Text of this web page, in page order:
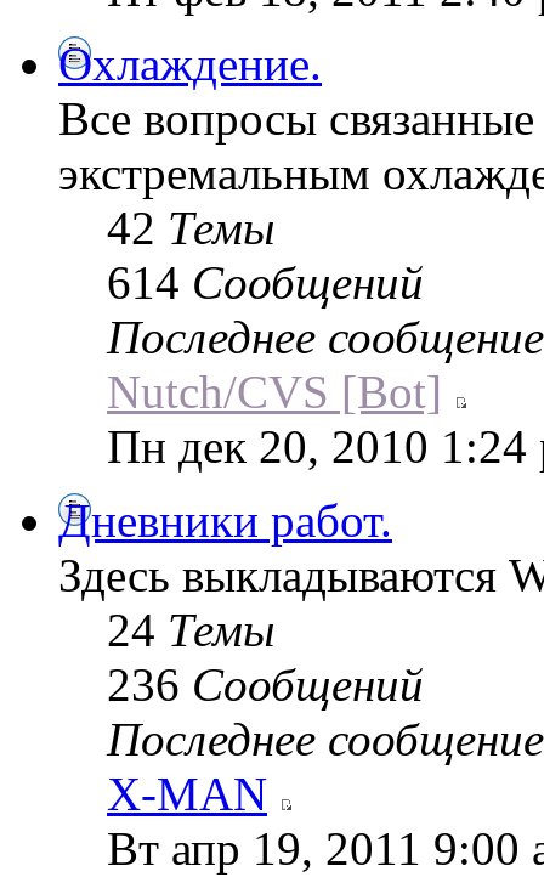
Охлаждение.
Все вопросы
экстремальным
42 Темы
614 Сообщений
Последнее сообщение
Nutch/CVS [Bot]
Пн дек 20, 2010 1:24
Дневники работ.
Здесь выкладываются
24 Темы
236 Сообщений
Последнее сообщение
X-MAN
Вт апр 19, 2011 9:00